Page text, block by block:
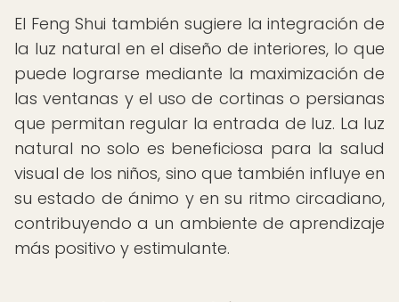
El Feng Shui también sugiere la integración de
la luz natural en el diseño de interiores, lo que
puede lograrse mediante la maximización de
las ventanas y el uso de cortinas o persianas
que permitan regular la entrada de luz. La luz
natural no solo es beneficiosa para la salud
visual de los niños, sino que también influye en
su estado de ánimo y en su ritmo circadiano,
contribuyendo a un ambiente de aprendizaje
más positivo y estimulante.